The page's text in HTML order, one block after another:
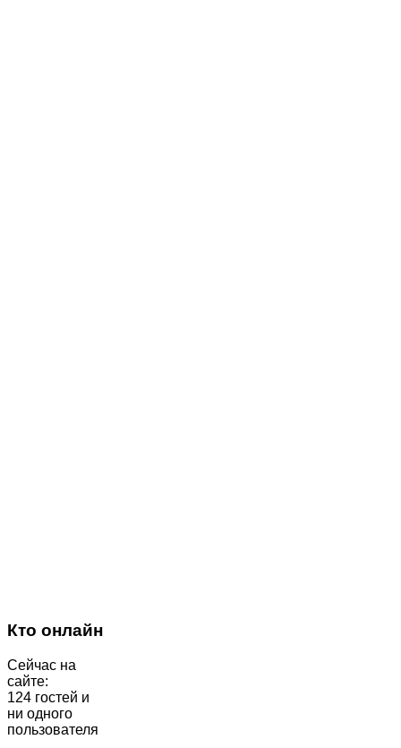
Кто онлайн
Сейчас на
сайте:
124 гостей и
ни одного
пользователя